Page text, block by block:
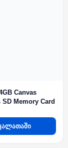
Canvas
Memory Card